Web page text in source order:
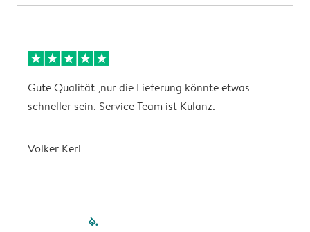
Gute Qualität ,nur die Lieferung könnte etwas
schneller sein. Service Team ist Kulanz.
Volker Kerl
filled-pagination